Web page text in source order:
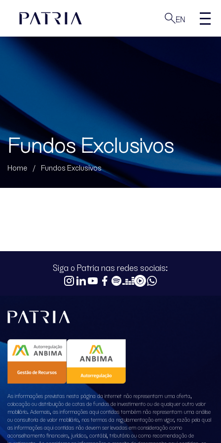
EN
Fundos Exclusivos
Home / Fundos Exclusivos
Siga o Patria nas redes sociais:
As informações previstas nesta página da internet não representam uma oferta,
colocação ou distribuição de cotas de fundos de investimento ou de qualquer outro valor
mobiliário. Ademais, as informações aqui contidas também não representam uma análise
ou consultoria de valor mobiliário, nos termos da regulamentação em vigor, razão pela qual
as informações aqui contidas não devem ser levadas em consideração como
aconselhamento financeiro, jurídico, contábil, tributário ou como recomendação de